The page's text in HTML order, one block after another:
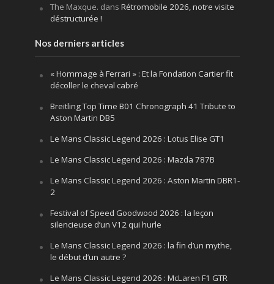
The Maxque. dans Rétromobile 2026, notre visite
déstructurée !
Nos derniers articles
« Hommage à Ferrari » : Et la Fondation Cartier fit
décoller le cheval cabré
Breitling Top Time B01 Chronograph 41 Tribute to
Aston Martin DB5
Le Mans Classic Legend 2026 : Lotus Elise GT1
Le Mans Classic Legend 2026 : Mazda 787B
Le Mans Classic Legend 2026 : Aston Martin DBR1-
2
Festival of Speed Goodwood 2026 : la leçon
silencieuse d’un V12 qui hurle
Le Mans Classic Legend 2026 : la fin d’un mythe,
le début d’un autre ?
Le Mans Classic Legend 2026 : McLaren F1 GTR